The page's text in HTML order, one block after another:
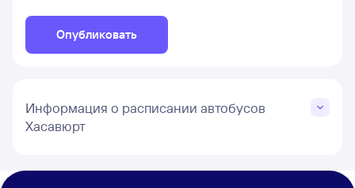
Опубликовать
Информация о расписании автобусов
Хасавюрт